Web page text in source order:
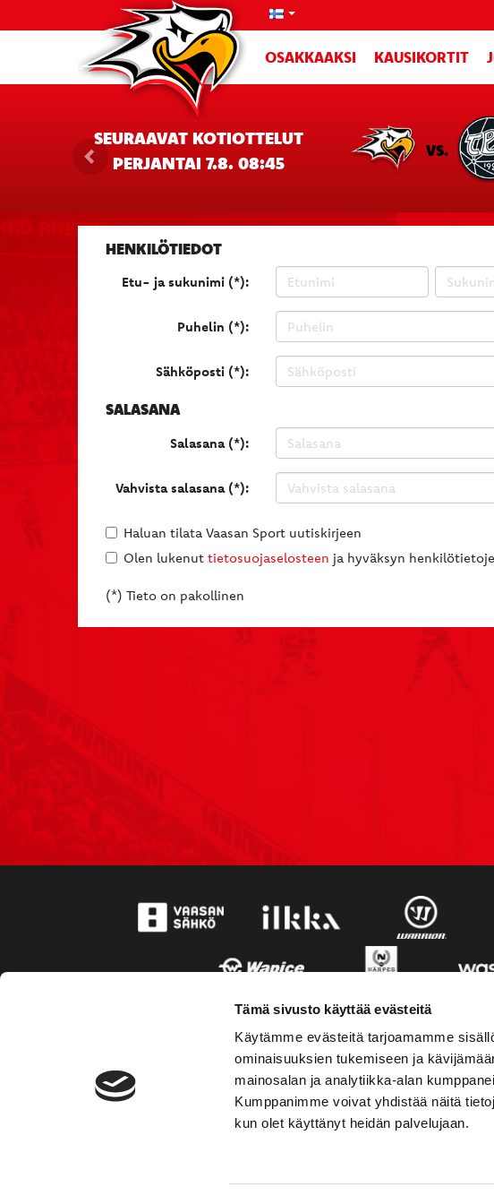
Tämä sivusto käyttää evästeitä
Käytämme evästeitä tarjoamamme
ominaisuuksien tukemiseen ja
mainosalan ja analytiikka-alan
Kumppanimme voivat yhdistää näitä
kun olet käyttänyt heidän palvelujaan.
OSAKKAAKSI KAUSIKORTIT
SEURAAVAT KOTIOTTELUT
PERJANTAI 7.8. 08:45
VS.
HENKILÖTIEDOT
Etu- ja sukunimi (*):
Puhelin (*):
Sähköposti (*):
SALASANA
Salasana (*):
Vahvista salasana (*):
Haluan tilata Vaasan Sport uutiskirjeen
Olen lukenut tietosuojaselosteen ja hyväksyn
(*) Tieto on pakollinen
YHTEYSTIEDOT